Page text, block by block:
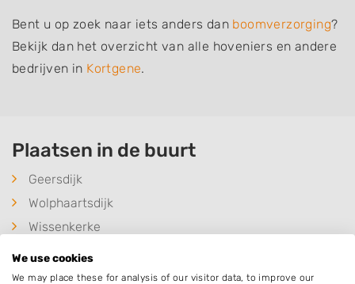
Bent u op zoek naar iets anders dan boomverzorging?
Bekijk dan het overzicht van alle hoveniers en andere
bedrijven in Kortgene.
Plaatsen in de buurt
Geersdijk
Wolphaartsdijk
Wissenkerke
Colijnsplaat
Kats
We use cookies
We may place these for analysis of our visitor data, to improve our